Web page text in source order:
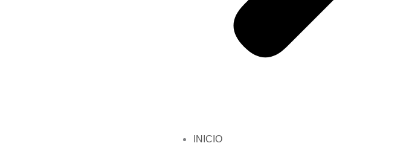
INICIO